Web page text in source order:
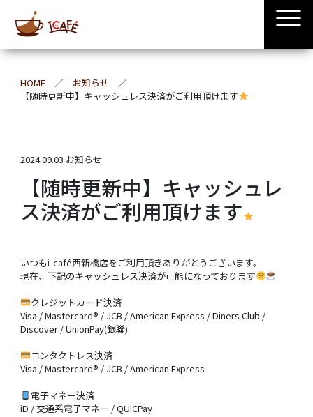
HOME
お知らせ
【随時更新中】キャッシュレス決済がご利用頂けます
2024.09.03 お知らせ
【随時更新中】キャッシュレ
ス決済がご利用頂けます
いつもi-café西新橋店をご利用頂きありがとうございます。
現在、下記のキャッシュレス決済が可能になっております
クレジットカード決済
Visa / Mastercard® / JCB / American Express / Diners Club /
Discover / UnionPay(銀聯)
コンタクトレス決済
Visa / Mastercard® / JCB / American Express
電子マネー決済
iD / 交通系電子マネー / QUICPay